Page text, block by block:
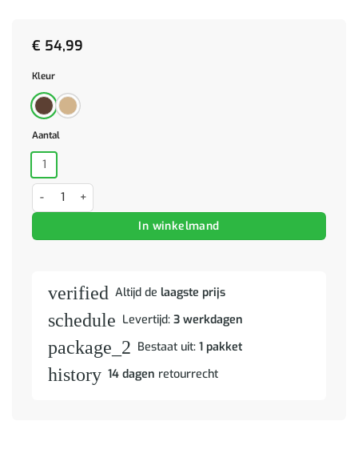
€ 54,99
Kleur
Aantal
1
Nachtkastje met Infinity LED 40x40x30 cm wit aantal
In winkelmand
verified Altijd de laagste prijs
schedule Levertijd: 3 werkdagen
package_2 Bestaat uit: 1 pakket
history 14 dagen retourrecht